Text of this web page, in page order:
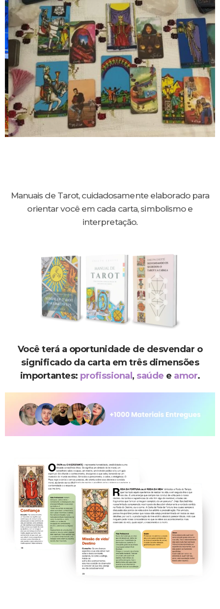
Manuais de Tarot, cuidadosamente elaborado para
orientar você em cada carta, simbolismo e
interpretação.
Você terá a oportunidade de desvendar o
significado da carta em três dimensões
importantes: profissional , saúde e amor.